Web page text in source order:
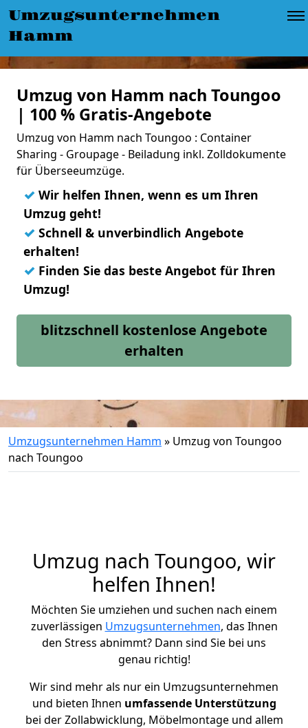
Umzugsunternehmen
Hamm
Umzug von Hamm nach Toungoo
| 100 % Gratis-Angebote
Umzug von Hamm nach Toungoo : Container
Sharing - Groupage - Beiladung inkl. Zolldokumente
für Überseeumzüge.
✓ Wir helfen Ihnen, wenn es um Ihren
Umzug geht!
✓ Schnell & unverbindlich Angebote
erhalten!
✓ Finden Sie das beste Angebot für Ihren
Umzug!
blitzschnell kostenlose Angebote
erhalten
Umzugsunternehmen Hamm » Umzug von Toungoo
nach Toungoo
Umzug nach Toungoo, wir
helfen Ihnen!
Möchten Sie umziehen und suchen nach einem
zuverlässigen Umzugsunternehmen, das Ihnen
den Stress abnimmt? Dann sind Sie bei uns
genau richtig!
Wir sind mehr als nur ein Umzugsunternehmen
und bieten Ihnen umfassende Unterstützung
bei der Zollabwicklung, Möbelmontage und allem